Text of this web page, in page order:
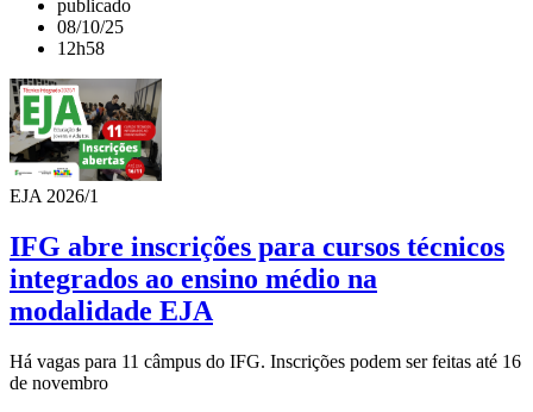
publicado
08/10/25
12h58
EJA 2026/1
IFG abre inscrições para cursos técnicos
integrados ao ensino médio na
modalidade EJA
Há vagas para 11 câmpus do IFG. Inscrições podem ser feitas até 16
de novembro